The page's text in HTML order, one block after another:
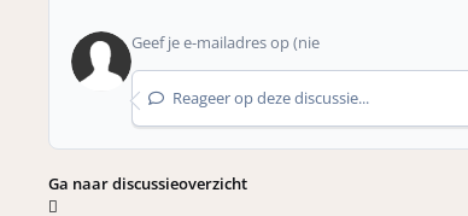
Reageer op deze discussie...
Ga naar discussieoverzicht